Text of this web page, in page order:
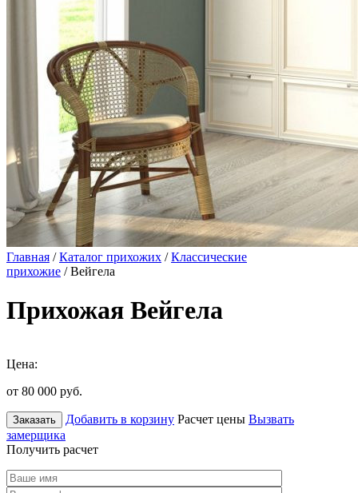
Главная /Каталог прихожих /Классические
прихожие / Вейгела
Прихожая Вейгела
Цена:
от 80 000 руб.
Заказать Добавить в корзину Расчет цены Вызвать
замерщика
Получить расчет